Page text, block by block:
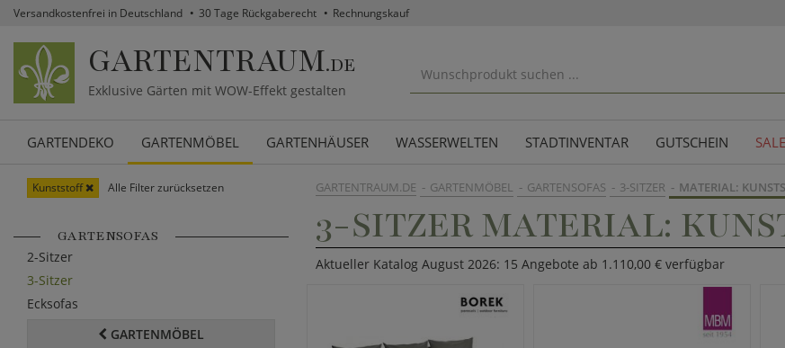
Versandkostenfrei in Deutschland 30 Tage Rückgaberecht Rechnungskauf
GARTENTRAUM.DE
Exklusive Gärten mit WOW-Effekt gestalten
GARTENDEKO GARTENMÖBEL GARTENHÄUSER WASSERWELTEN STADTINVENTAR GUTSCHEIN
GARTENTRAUM.DE GARTENMÖBEL GARTENSOFAS 3-SITZER MATERIAL:
3-SITZER MATERIAL:
Aktueller Katalog August 2026: 15 Angebote ab 1.110,00 € verfügbar
Kunststoff Alle Filter zurücksetzen
GARTENSOFAS
2-Sitzer
3-Sitzer
Ecksofas
GARTENMÖBEL